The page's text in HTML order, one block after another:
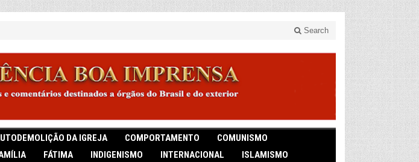
Search
DA IGREJA COMPORTAMENTO
COMUNISMO
FÁTIMA INDIGENISMO INTERNACIONAL
ISLAMISMO